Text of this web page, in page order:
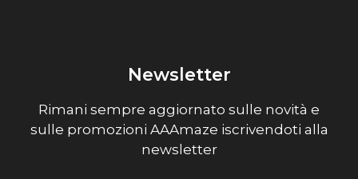
Newsletter
Rimani sempre aggiornato sulle novità e
sulle promozioni AAAmaze iscrivendoti alla
newsletter